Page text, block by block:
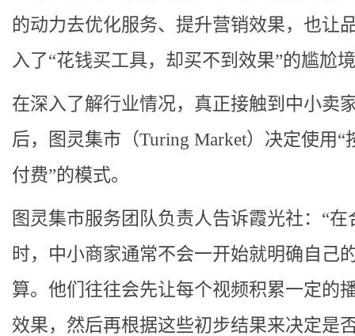
的动力去优化服务、提升营销效果，也让
入了“花钱买工具，却买不到效果”的尴尬
在深入了解行业情况，真正接触到中小卖
后，图灵集市（Turing Market）决定使用“
付费”的模式。
图灵集市服务团队负责人告诉霞光社：“在
时，中小商家通常不会一开始就明确自己
算。他们往往会先让每个视频积累一定的
效果，然后再根据这些初步结果来决定是